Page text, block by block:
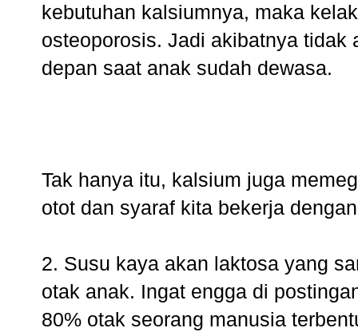
kebutuhan kalsiumnya, maka
osteoporosis. Jadi akibatnya tidak
depan saat anak sudah dewasa.
Tak hanya itu, kalsium juga
otot dan syaraf kita bekerja
2. Susu kaya akan laktosa yang
otak anak. Ingat engga di
80% otak seorang manusia